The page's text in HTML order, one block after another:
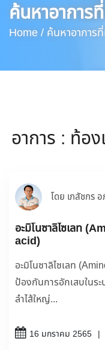
ค้นหาอาการ
Home / ค้นหาอาการ
อาการ : ท้อ
โดย เภสัชกร
อะมิโนซาลิไซเลท
acid)
อะมิโนซาลิไซเลท
ป้องกันการอักเสบในร
ลำไส้ใหญ่...
16 มกราคม 2565